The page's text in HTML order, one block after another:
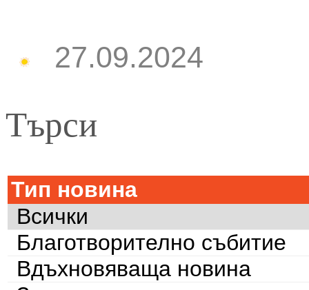
27.09.2024
Търси
Тип новина
Всички
Благотворително събитие
Вдъхновяваща новина